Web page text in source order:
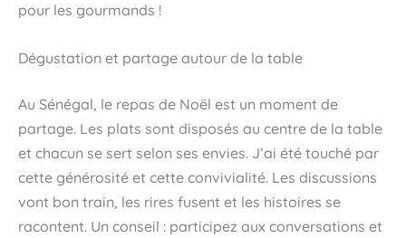
pour les gourmands !
Dégustation et partage autour de la table
Au Sénégal, le repas de Noël est un moment de
partage. Les plats sont disposés au centre de la table
et chacun se sert selon ses envies. J’ai été touché par
cette générosité et cette convivialité. Les discussions
vont bon train, les rires fusent et les histoires se
racontent. Un conseil : participez aux conversations et